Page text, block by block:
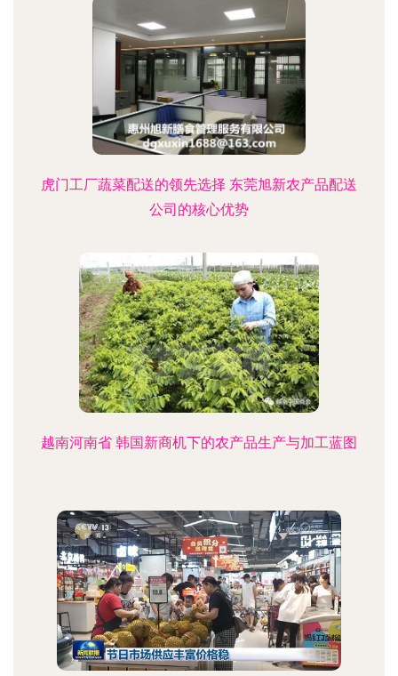
虎门工厂蔬菜配送的领先选择 东莞旭新农产品配送
公司的核心优势
越南河南省 韩国新商机下的农产品生产与加工蓝图